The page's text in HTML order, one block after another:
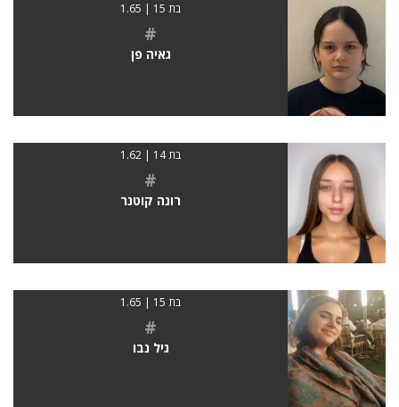
בת 15 | 1.65
#
גאיה פן
בת 14 | 1.62
#
רונה קוטנר
בת 15 | 1.65
#
גיל נבו